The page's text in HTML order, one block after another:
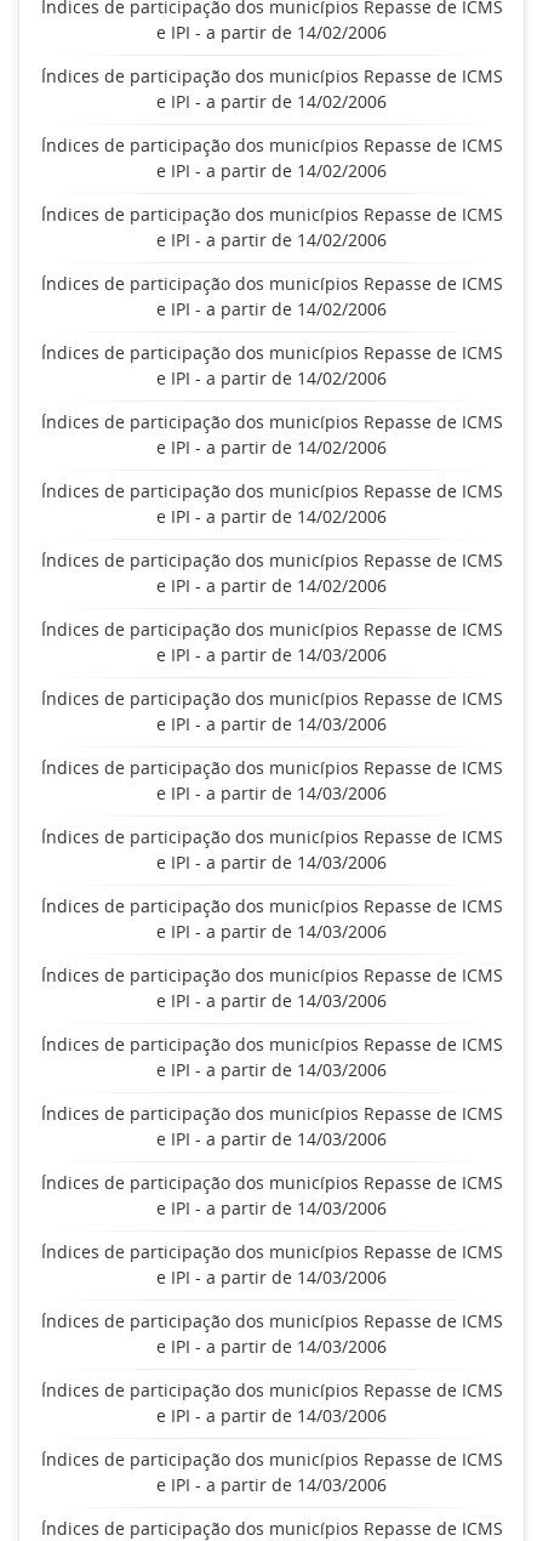
Índices de participação dos municípios Repasse de ICMS
e IPI - a partir de 14/02/2006
Índices de participação dos municípios Repasse de ICMS
e IPI - a partir de 14/02/2006
Índices de participação dos municípios Repasse de ICMS
e IPI - a partir de 14/02/2006
Índices de participação dos municípios Repasse de ICMS
e IPI - a partir de 14/02/2006
Índices de participação dos municípios Repasse de ICMS
e IPI - a partir de 14/02/2006
Índices de participação dos municípios Repasse de ICMS
e IPI - a partir de 14/02/2006
Índices de participação dos municípios Repasse de ICMS
e IPI - a partir de 14/02/2006
Índices de participação dos municípios Repasse de ICMS
e IPI - a partir de 14/02/2006
Índices de participação dos municípios Repasse de ICMS
e IPI - a partir de 14/02/2006
Índices de participação dos municípios Repasse de ICMS
e IPI - a partir de 14/03/2006
Índices de participação dos municípios Repasse de ICMS
e IPI - a partir de 14/03/2006
Índices de participação dos municípios Repasse de ICMS
e IPI - a partir de 14/03/2006
Índices de participação dos municípios Repasse de ICMS
e IPI - a partir de 14/03/2006
Índices de participação dos municípios Repasse de ICMS
e IPI - a partir de 14/03/2006
Índices de participação dos municípios Repasse de ICMS
e IPI - a partir de 14/03/2006
Índices de participação dos municípios Repasse de ICMS
e IPI - a partir de 14/03/2006
Índices de participação dos municípios Repasse de ICMS
e IPI - a partir de 14/03/2006
Índices de participação dos municípios Repasse de ICMS
e IPI - a partir de 14/03/2006
Índices de participação dos municípios Repasse de ICMS
e IPI - a partir de 14/03/2006
Índices de participação dos municípios Repasse de ICMS
e IPI - a partir de 14/03/2006
Índices de participação dos municípios Repasse de ICMS
e IPI - a partir de 14/03/2006
Índices de participação dos municípios Repasse de ICMS
e IPI - a partir de 14/03/2006
Índices de participação dos municípios Repasse de ICMS